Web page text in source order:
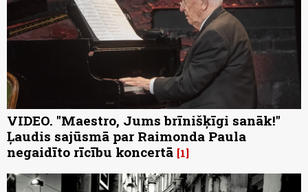
VIDEO. "Maestro, Jums brīnišķīgi sanāk!"
Ļaudis sajūsmā par Raimonda Paula
negaidīto rīcību koncertā 1